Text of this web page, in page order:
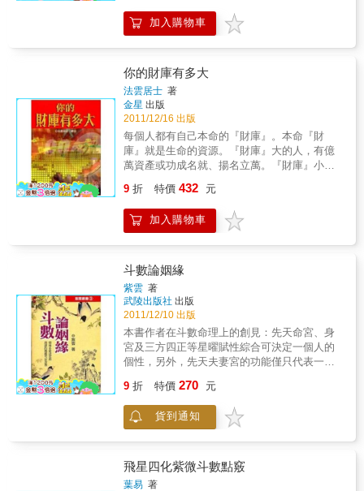
加入購物車
你的財庫有多大
法雲居士 著
金星 出版
2011/12/16 出版
每個人都有自己本命的『財庫』。本命『財
庫』就是生命的資源。『財庫』大的人，有億
萬資產或功成名就、揚名立萬。『財庫』小的
庫』有多大？便註定了你這一生到底有多少財
富！有多大的成就！有多精彩的人生故事！法
雲居士用紫微命理的方式，教你計算自己命中
吧！
9 折 特價 432 元
加入購物車
斗數論姻緣
紫雲 著
武陵出版社 出版
2011/12/10 出版
本書作者在斗數命理上的創見：先天命宮、身
宮及三方四正等星曜賦性綜合可決定一個人的
個性，另外，先天夫妻宮的功能僅只代表一個
該宮位星曜組合所呈現的類型對象，不能據以
論斷男婚女嫁所必然會碰到的對象;作者也認為
男女命造在命盤上命宮或身宮或夫妻宮的星曜
9 折 特價 270 元
貨到通知
飛星四化紫微斗數點竅
葉易 著